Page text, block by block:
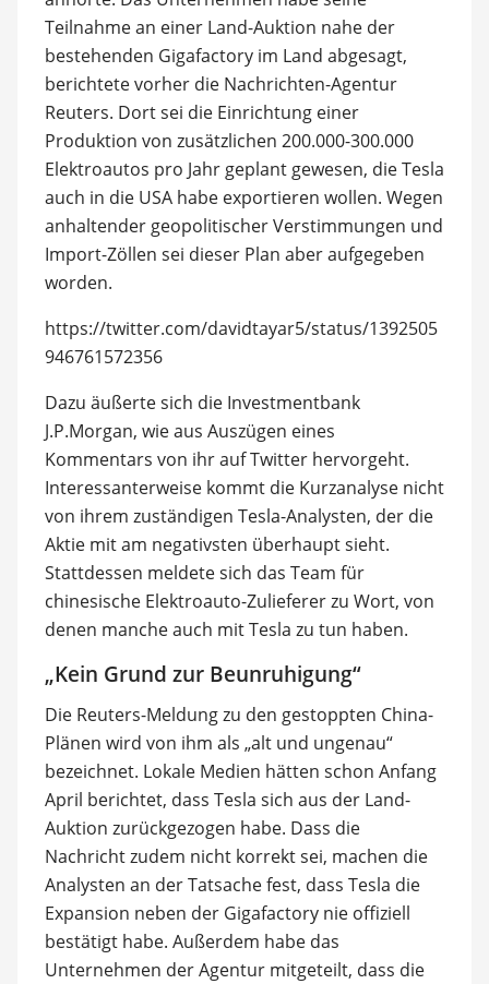
Teilnahme an einer Land-Auktion nahe der
bestehenden Gigafactory im Land abgesagt,
berichtete vorher die Nachrichten-Agentur
Reuters. Dort sei die Einrichtung einer
Produktion von zusätzlichen 200.000-300.000
Elektroautos pro Jahr geplant gewesen, die Tesla
auch in die USA habe exportieren wollen. Wegen
anhaltender geopolitischer Verstimmungen und
Import-Zöllen sei dieser Plan aber aufgegeben
worden.
https://twitter.com/davidtayar5/status/1392505
946761572356
Dazu äußerte sich die Investmentbank
J.P.Morgan, wie aus Auszügen eines
Kommentars von ihr auf Twitter hervorgeht.
Interessanterweise kommt die Kurzanalyse nicht
von ihrem zuständigen Tesla-Analysten, der die
Aktie mit am negativsten überhaupt sieht.
Stattdessen meldete sich das Team für
chinesische Elektroauto-Zulieferer zu Wort, von
denen manche auch mit Tesla zu tun haben.
„Kein Grund zur Beunruhigung“
Die Reuters-Meldung zu den gestoppten China-
Plänen wird von ihm als „alt und ungenau“
bezeichnet. Lokale Medien hätten schon Anfang
April berichtet, dass Tesla sich aus der Land-
Auktion zurückgezogen habe. Dass die
Nachricht zudem nicht korrekt sei, machen die
Analysten an der Tatsache fest, dass Tesla die
Expansion neben der Gigafactory nie offiziell
bestätigt habe. Außerdem habe das
Unternehmen der Agentur mitgeteilt, dass die